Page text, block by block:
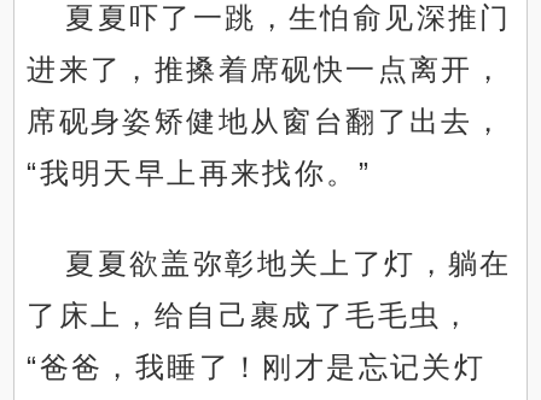
夏夏吓了一跳，生怕俞见深推门
进来了，推搡着席砚快一点离开，
席砚身姿矫健地从窗台翻了出去，
“我明天早上再来找你。”
夏夏欲盖弥彰地关上了灯，躺在
了床上，给自己裹成了毛毛虫，
“爸爸，我睡了！刚才是忘记关灯